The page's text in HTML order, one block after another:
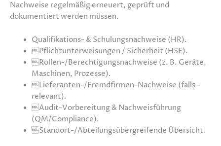
Nachweise regelmäßig ­erneuert, geprüft und
dokumentiert werden müssen.
Qualifikations- & Schulungsnachweise (HR).
Pflichtunterweisungen / Sicherheit (HSE).
Rollen-/Berechtigungsnachweise (z. B. Geräte,
Maschinen, Prozesse).
Lieferanten-/Fremdfirmen-Nachweise (falls ­
relevant).
Audit-Vorbereitung & Nachweisführung
(QM/Compliance).
Standort-/Abteilungsübergreifende Übersicht.